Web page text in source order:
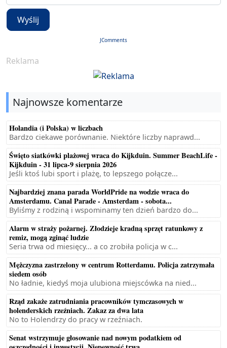
Wyślij
JComments
Reklama
Najnowsze komentarze
Holandia (i Polska) w liczbach
Bardzo ciekawe porównanie. Niektóre liczby naprawd...
Święto siatkówki plażowej wraca do Kijkduin. Summer BeachLife -
Kijkduin - 31 lipca-9 sierpnia 2026
Jeśli ktoś lubi sport i plażę, to lepszego połącze...
Najbardziej znana parada WorldPride na wodzie wraca do
Amsterdamu. Canal Parade - Amsterdam - sobota...
Byliśmy z rodziną i wspominamy ten dzień bardzo do...
Alarm w straży pożarnej. Złodzieje kradną sprzęt ratunkowy z
remiz, mogą zginąć ludzie
Seria trwa od miesięcy... a co zrobiła policja w c...
Mężczyzna zastrzelony w centrum Rotterdamu. Policja zatrzymała
siedem osób
No ładnie, kiedyś moja ulubiona miejscówka na nied...
Rząd zakaże zatrudniania pracowników tymczasowych w
holenderskich rzeźniach. Zakaz za dwa lata
No to Holendrzy do pracy w rzeźniach.
Senat wstrzymuje głosowanie nad nowym podatkiem od